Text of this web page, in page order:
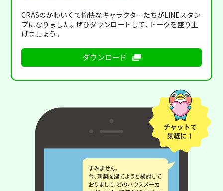
CRASのかわいくて愉快なキャラクターたちがLINEスタン
プになりました。ぜひダウンロードして、トークを盛り上
げましょう。
ダウンロード